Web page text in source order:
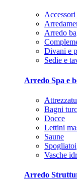
Accessori
Arredo
Divani e
Sedie e
Arredo Spa e
Bagni
Docce
Lettini
Saune
Spogliatoi
Vasche
Arredo